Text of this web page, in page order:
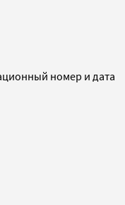
номер и дата